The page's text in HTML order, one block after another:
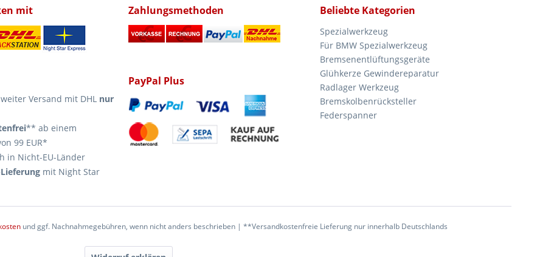
mit
Versand mit DHL nur
** ab einem
99 EUR*
in Nicht-EU-Länder
mit Night Star
Zahlungsmethoden
PayPal Plus
Beliebte Kategorien
Spezialwerkzeug
Für BMW Spezialwerkzeug
Bremsenentlüftungsgeräte
Glühkerze Gewindereparatur
Radlager Werkzeug
Bremskolbenrücksteller
Federspanner
und ggf. Nachnahmegebühren, wenn nicht anders beschrieben | **Versandkostenfreie Lieferung nur innerhalb Deutschlands